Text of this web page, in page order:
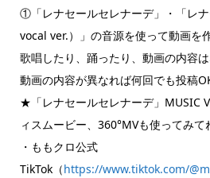
①「レナセールセレナーデ」・「レ
vocal ver.）」の音源を使って動画を
歌唱したり、踊ったり、動画の内容は
動画の内容が異なれば何回でも投稿
★「レナセールセレナーデ」MUSIC
ィスムービー、360°MVも使ってみて
・ももクロ公式
TikTok（https://www.tiktok.com/